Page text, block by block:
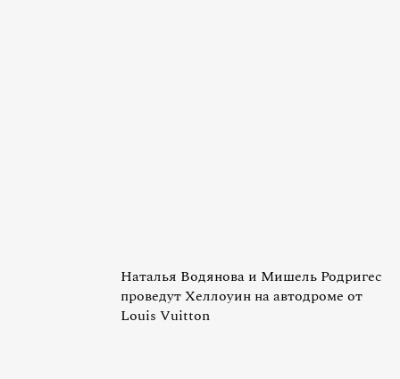
Наталья Водянова и Мишель Родригес
проведут Хеллоуин на автодроме от
Louis Vuitton